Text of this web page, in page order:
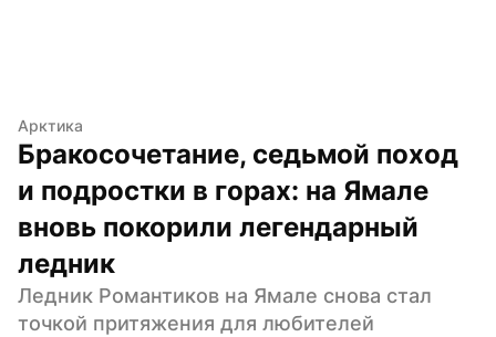
Арктика
Бракосочетание, седьмой поход
и подростки в горах: на Ямале
вновь покорили легендарный
ледник
Ледник Романтиков на Ямале снова стал
точкой притяжения для любителей